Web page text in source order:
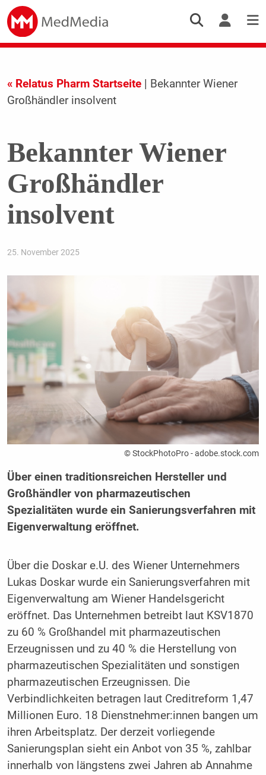
« Relatus Pharm Startseite| Bekannter Wiener
Großhändler insolvent
Bekannter Wiener
Großhändler
insolvent
25. November 2025
© StockPhotoPro - adobe.stock.com
Über einen traditionsreichen Hersteller und
Großhändler von pharmazeutischen
Spezialitäten wurde ein Sanierungsverfahren mit
Eigenverwaltung eröffnet.
Über die Doskar e.U. des Wiener Unternehmers
Lukas Doskar wurde ein Sanierungsverfahren mit
Eigenverwaltung am Wiener Handelsgericht
eröffnet. Das Unternehmen betreibt laut KSV1870
zu 60 % Großhandel mit pharmazeutischen
Erzeugnissen und zu 40 % die Herstellung von
pharmazeutischen Spezialitäten und sonstigen
pharmazeutischen Erzeugnissen. Die
Verbindlichkeiten betragen laut Creditreform 1,47
Millionen Euro. 18 Dienstnehmer:innen bangen um
ihren Arbeitsplatz. Der derzeit vorliegende
Sanierungsplan sieht ein Anbot von 35 %, zahlbar
innerhalb von längstens zwei Jahren ab Annahme